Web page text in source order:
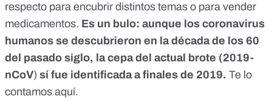
respecto para encubrir distintos temas o para vender
medicamentos. Es un bulo: aunque los coronavirus
humanos se descubrieron en la década de los 60
del pasado siglo, la cepa del actual brote (2019-
nCoV) sí fue identificada a finales de 2019. Te lo
contamos aquí.